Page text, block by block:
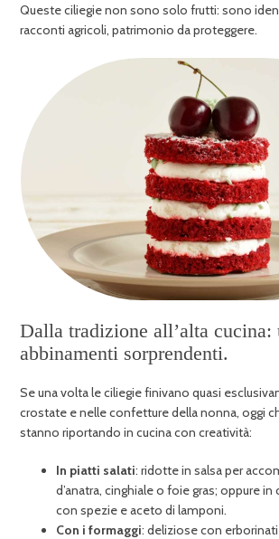
Queste ciliegie non sono solo frutti: sono
racconti agricoli, patrimonio da proteggere.
Dalla tradizione all’alta cucina:
abbinamenti sorprendenti.
Se una volta le ciliegie finivano quasi
crostate e nelle confetture della nonna, oggi
stanno riportando in cucina con creatività:
In piatti salati: ridotte in salsa per
d’anatra, cinghiale o foie gras; oppure
con spezie e aceto di lamponi.
Con i formaggi: deliziose con